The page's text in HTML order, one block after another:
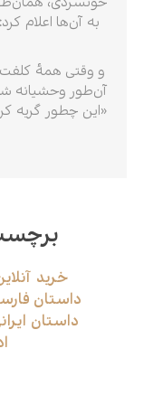
خونسردی،
به آن‌ها اعلام
و وقتی همهٔ
آن‌طور وحشیانه
«این چطور گریه
خرید
داستان
داستان